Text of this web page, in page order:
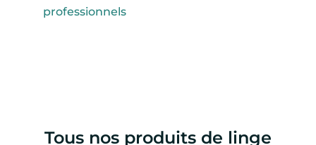
professionnels
Tous nos produits de linge